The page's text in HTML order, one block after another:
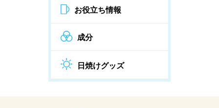
お役立ち情報
成分
日焼けグッズ